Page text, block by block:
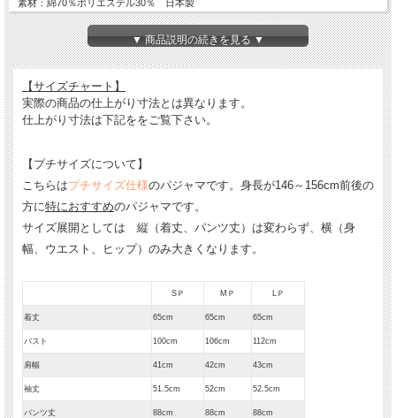
素材：綿70％ポリエステル30％ 日本製
※プチサイズ仕様
※お使いのPC、スマートフォンの機種によって、実際の色味と見え方が異なる場
合がございます。
▼ 商品説明の続きを見る ▼
【サイズチャート】
実際の商品の仕上がり寸法とは異なります。
仕上がり寸法は下記ををご覧下さい。
【プチサイズについて】
こちらはプチサイズ仕様のパジャマです。身長が146～156cm前後の
方に特におすすめのパジャマです。
サイズ展開としては 縦（着丈、パンツ丈）は変わらず、横（身
幅、ウエスト、ヒップ）のみ大きくなります。
SＰ MＰ LＰ
着丈 65cm 65cm 65cm
バスト 100cm 106cm 112cm
肩幅 41cm 42cm 43cm
袖丈 51.5cm 52cm 52.5cm
パンツ丈 88cm 88cm 88cm